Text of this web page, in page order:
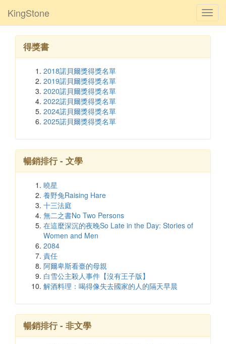
KingStone
得獎書
2018諾貝爾獎得獎名單
2019諾貝爾獎得獎名單
2020諾貝爾獎得獎名單
2022諾貝爾獎得獎名單
2024諾貝爾獎得獎名單
2025諾貝爾獎得獎名單
暢銷排行 - 文學
曉星
養野兔Raising Hare
十三法庭
無二之書No Two Persons
在這麼深沉的夜晚So Late in the Day: Stories of
Women and Men
2084
責任
阿爾卑斯看臺的母親
白雪公主殺人事件【沒有王子版】
解酒料理：喝得像失去國家的人的隔天早晨
暢銷排行 - 非文學